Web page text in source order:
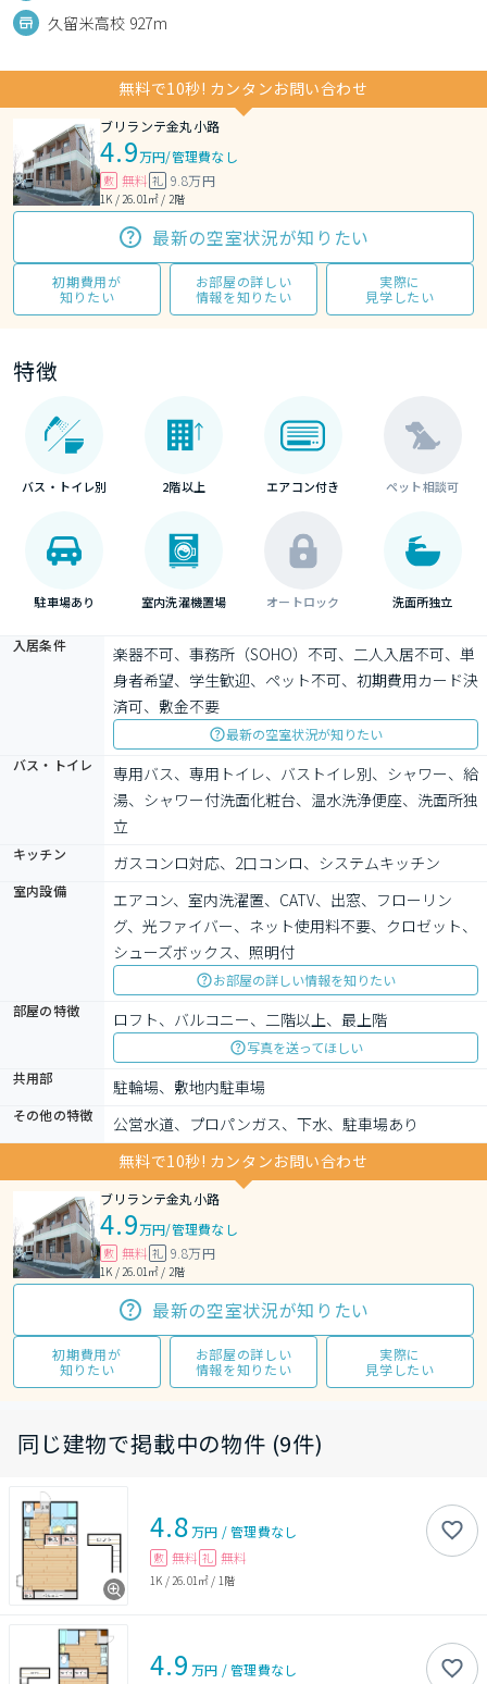
久留米高校 927m
無料で10秒! カンタンお問い合わせ
ブリランテ金丸小路
4.9万円/管理費なし
敷 無料 礼 9.8万円
1K / 26.01㎡ / 2階
最新の空室状況が知りたい
初期費用が
知りたい
お部屋の詳しい
情報を知りたい
実際に
見学したい
特徴
バス・トイレ別 2階以上 エアコン付き ペット相談可
駐車場あり 室内洗濯機置場 オートロック 洗面所独立
入居条件
楽器不可、事務所（SOHO）不可、二人入居不可、単
身者希望、学生歓迎、ペット不可、初期費用カード決
済可、敷金不要
最新の空室状況が知りたい
バス・トイレ
専用バス、専用トイレ、バストイレ別、シャワー、給
湯、シャワー付洗面化粧台、温水洗浄便座、洗面所独
立
キッチン ガスコンロ対応、2口コンロ、システムキッチン
室内設備
エアコン、室内洗濯置、CATV、出窓、フローリン
グ、光ファイバー、ネット使用料不要、クロゼット、
シューズボックス、照明付
お部屋の詳しい情報を知りたい
部屋の特徴
ロフト、バルコニー、二階以上、最上階
写真を送ってほしい
共用部
駐輪場、敷地内駐車場
その他の特徴
公営水道、プロパンガス、下水、駐車場あり
無料で10秒! カンタンお問い合わせ
ブリランテ金丸小路
4.9万円/管理費なし
敷 無料 礼 9.8万円
1K / 26.01㎡ / 2階
最新の空室状況が知りたい
初期費用が
知りたい
お部屋の詳しい
情報を知りたい
実際に
見学したい
同じ建物で掲載中の物件 (9件)
4.8万円 /管理費なし
敷 無料 礼 無料
1K / 26.01㎡ / 1階
4.9 万円 /管理費なし